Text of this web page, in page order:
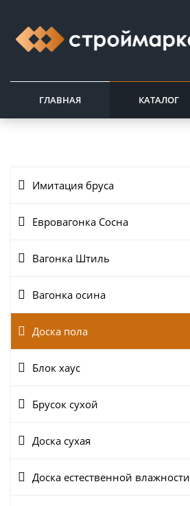
ГЛАВНАЯ КАТАЛОГ
Имитация бруса
Евровагонка Сосна
Вагонка Штиль
Вагонка осина
Доска пола
Блок хаус
Брусок сухой
Доска сухая
Доска естественной влажности